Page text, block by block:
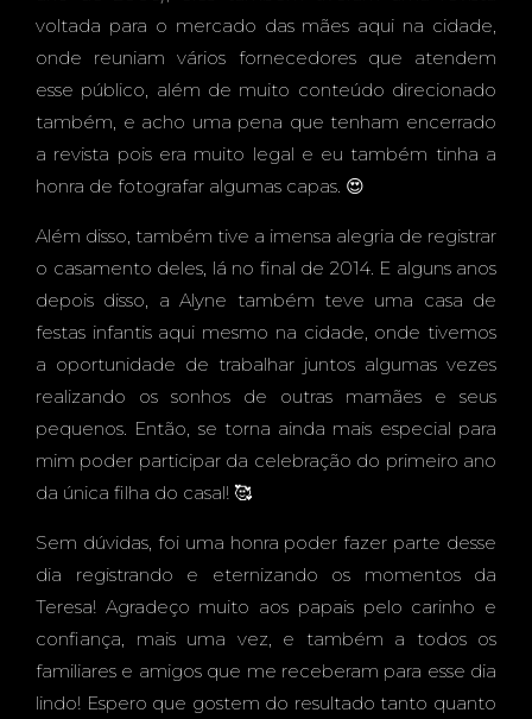
ANO -
CASA
PARK
KIDS -
CAMP
voltada para o mercado das mães aqui na cidade,
onde reuniam vários fornecedores que atendem
esse público, além de muito conteúdo direcionado
também, e acho uma pena que tenham encerrado
a revista pois era muito legal e eu também tinha a
honra de fotografar algumas capas. 😍
Além disso, também tive a imensa alegria de registrar
o casamento deles, lá no final de 2014. E alguns anos
depois disso, a Alyne também teve uma casa de
festas infantis aqui mesmo na cidade, onde tivemos
a oportunidade de trabalhar juntos algumas vezes
realizando os sonhos de outras mamães e seus
pequenos. Então, se torna ainda mais especial para
mim poder participar da celebração do primeiro ano
da única filha do casal! 🥰
Sem dúvidas, foi uma honra poder fazer parte desse
dia registrando e eternizando os momentos da
Teresa! Agradeço muito aos papais pelo carinho e
confiança, mais uma vez, e também a todos os
familiares e amigos que me receberam para esse dia
lindo! Espero que gostem do resultado tanto quanto